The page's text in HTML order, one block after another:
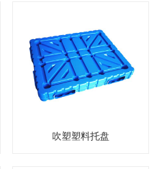
吹塑塑料托盘